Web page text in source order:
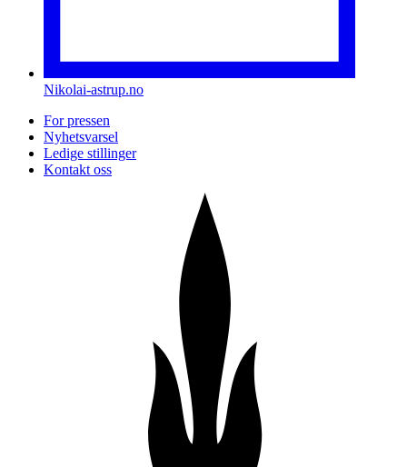
Nikolai-astrup.no
For pressen
Nyhetsvarsel
Ledige stillinger
Kontakt oss